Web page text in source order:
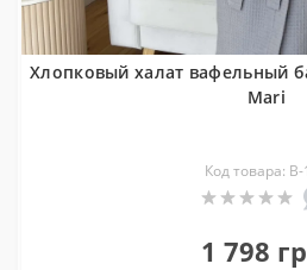
Хлопковый халат вафельный
Mari
Код товара: В-
1 798